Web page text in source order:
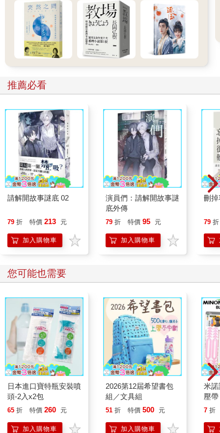
時揪下一小坨來煮福圓茶，也就是桂圓湯，沒多久便吃掉了大半
盒，心裡覺得該節制，可是一到漸有寒意的晚上，犯饞想喝點甜
甜的東西時，卻又忍不住去挖一匙。
這會兒身體微恙，早午晚各食一碗養生桂圓銀耳湯，名正言順。
產，有果菜魚肉、醬料和果醋等調味品，是家庭煮夫煮婦「敗
家」的理想去處。銀耳枸杞桂圓湯
材料
銀耳4-5朵、桂圓乾一大匙、枸杞一大匙、冰糖
1 銀耳用清水泡軟，摘除黃色的蒂頭，撕成小片；枸杞漂洗一
下，瀝去多餘水分。
2 鍋中置銀耳，加水蓋過，大火煮滾後加進桂圓，待湯水沸騰
時，轉文火燉煮一小時左右。
3 加進枸杞，續燉約15分鐘，加冰糖調味，再煮幾分鐘，這時銀
註
喜歡更濃稠的湯，就加長文火燉煮銀耳的時間，以釋放更多的膠
質。此湯冷食熱吃皆宜。
變化做法
產季，加點新鮮蓮子同燉亦美味。
推薦必看
請解開故事謎底 02
79 折 特價 213 元
加入購物車
演員們：請解開故事謎
底外傳
79 折 特價 95 元
加入購物車
刪
79 折
您可能也需要
日本進口寶特瓶安裝噴
頭-2入x2包
65 折 特價 260 元
加入購物車
2026第12屆希望書包
組／文具組
51 折 特價 500 元
加入購物車
米
壓
7 折